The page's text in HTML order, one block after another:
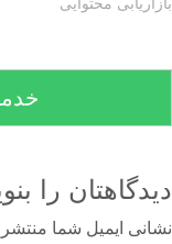
محتوایی
را
ایمیل شما منتشر